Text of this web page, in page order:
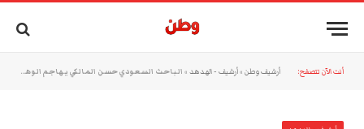
أنت الآن تتصفح: أرشيف وطن »أرشيف - الهدهد » الباحث السعودي حسن المالكي يهاجم الوهابية.. ويقول: الشيطان داسنا (دوس البقر)!